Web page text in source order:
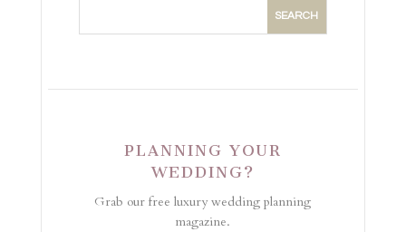
PLANNING YOUR
WEDDING?
Grab our free luxury wedding planning
magazine.